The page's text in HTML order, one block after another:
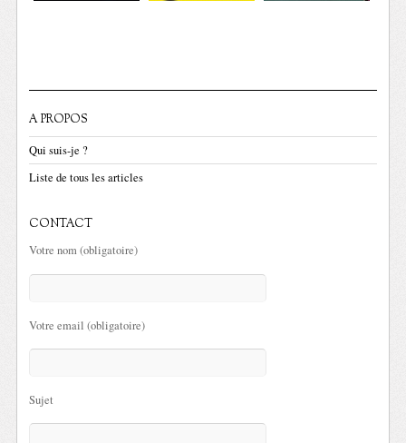
A PROPOS
Qui suis-je ?
Liste de tous les articles
CONTACT
Votre nom (obligatoire)
Votre email (obligatoire)
Sujet